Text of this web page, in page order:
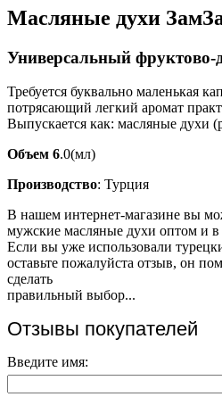
Масляные духи
Универсальный фруктово-
Требуется буквально маленькая
потрясающий легкий аромат
Выпускается как: масляные духи
Объем 6.0(мл)
Производство: Турция
В нашем интернет-магазине вы
мужские масляные духи оптом и в
Если вы уже использовали
оставьте пожалуйста отзыв, он
сделать
правильный выбор...
Отзывы покупателей
Введите имя: